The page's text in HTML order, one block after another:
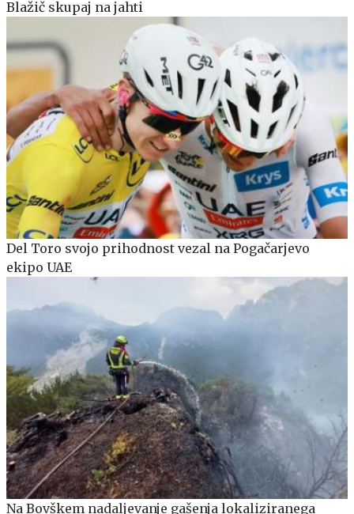
Blažič skupaj na jahti
Del Toro svojo prihodnost vezal na Pogačarjevo
ekipo UAE
Na Bovškem nadaljevanje gašenja lokaliziranega